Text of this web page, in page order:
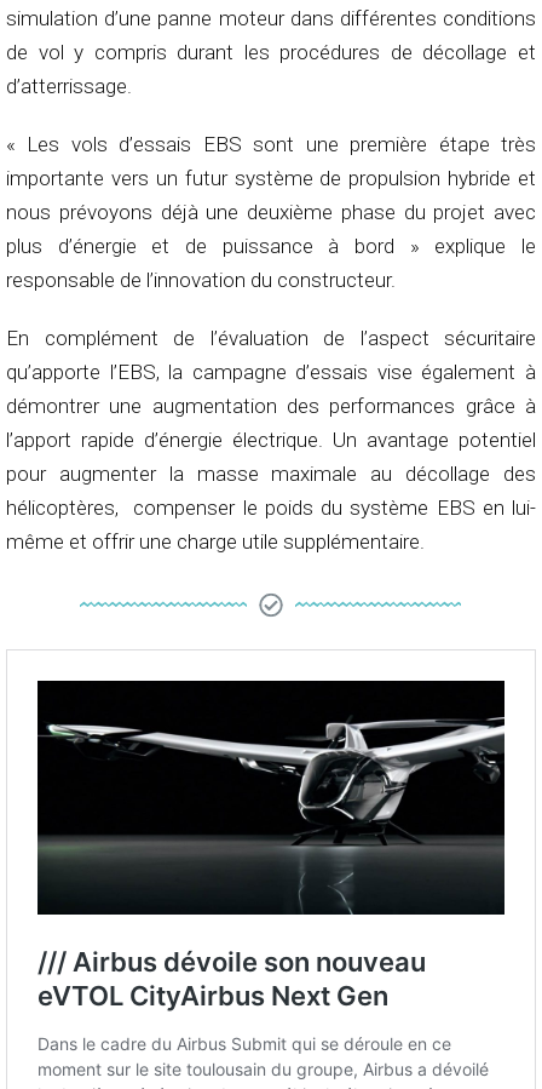
simulation d’une panne moteur dans différentes conditions
de vol y compris durant les procédures de décollage et
d’atterrissage.
« Les vols d’essais EBS sont une première étape très
importante vers un futur système de propulsion hybride et
nous prévoyons déjà une deuxième phase du projet avec
plus d’énergie et de puissance à bord » explique le
responsable de l’innovation du constructeur.
En complément de l’évaluation de l’aspect sécuritaire
qu’apporte l’EBS, la campagne d’essais vise également à
démontrer une augmentation des performances grâce à
l’apport rapide d’énergie électrique. Un avantage potentiel
pour augmenter la masse maximale au décollage des
hélicoptères, compenser le poids du système EBS en lui-
même et offrir une charge utile supplémentaire.